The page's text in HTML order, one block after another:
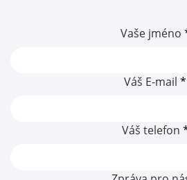
Vaše jméno
Váš E-mail *
Váš telefon